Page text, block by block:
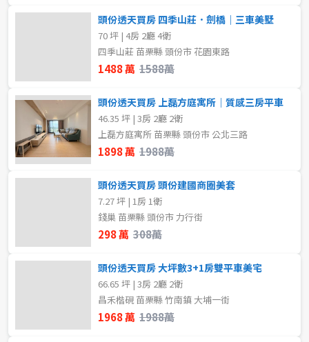
頭份透天買房 四季山莊．劍橋｜三車美墅
70 坪 | 4房 2廳 4衛
四季山莊 苗栗縣 頭份市 花園東路
1488 萬 1588萬
頭份透天買房 上磊方庭寓所｜質感三房平車
46.35 坪 | 3房 2廳 2衛
上磊方庭寓所 苗栗縣 頭份市 公北三路
1898 萬 1988萬
頭份透天買房 頭份建國商圈美套
7.27 坪 | 1房 1衛
錢巢 苗栗縣 頭份市 力行街
298 萬 308萬
頭份透天買房 大坪數3+1房雙平車美宅
66.65 坪 | 3房 2廳 2衛
昌禾楷硯 苗栗縣 竹南鎮 大埔一街
1968 萬 1988萬